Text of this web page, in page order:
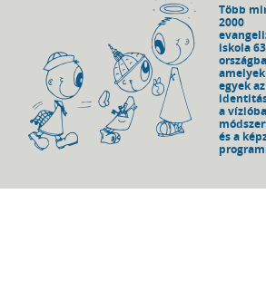
Több
2000
iskola 63
amelyek
egyek az
a
és a